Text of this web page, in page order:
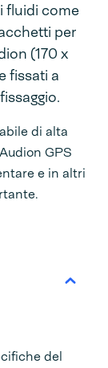
fluidi come
per
(170 x
fissati a
di alta
GPS
e in altri
del